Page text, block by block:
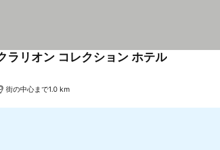
ラリオン コレクション ホテル
街の中心まで1.0 km